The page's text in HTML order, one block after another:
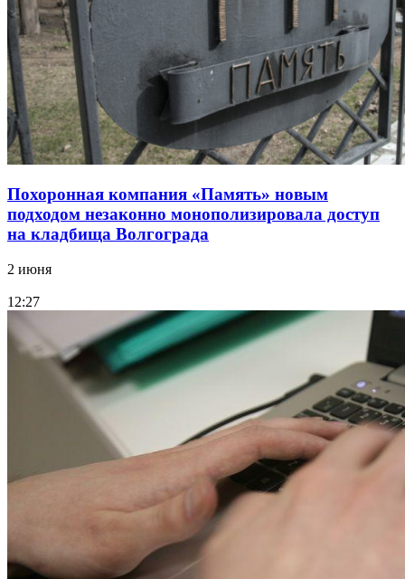
Похоронная компания «Память» новым
подходом незаконно монополизировала доступ
на кладбища Волгограда
2 июня
12:27